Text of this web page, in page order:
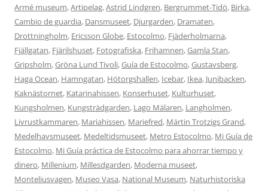
Armé museum,Artipelag,Astrid Lindgren, Bergrummet-Tidö, Birka,
Cambio de guardia, Dansmuseet, Djurgarden, Dramaten,
Drottningholm, Ericsson Globe, Estocolmo, Fjäderholmarna,
Fjällgatan, Fjärilshuset, Fotografiska, Frihamnen,Gamla Stan,
Gripsholm,Gröna Lund Tivoli,Guía de Estocolmo,Gustavsberg,
Haga Ocean, Hamngatan, Hötorgshallen, Icebar, Ikea, Junibacken,
Kaknästornet, Katarinahissen, Konserhuset, Kulturhuset,
Kungsholmen, Kungsträdgarden, Lago Mälaren, Langholmen,
Livrustkammaren, Mariahissen, Mariefred, Märtin Trotzigs Grand,
Medelhavsmuseet, Medeltidsmuseet, Metro Estocolmo, Mi Guía de
Estocolmo, Mi Guía práctica de Estocolmo para ahorrar tiempo y
dinero, Millenium, Millesdgarden, Moderna museet,
Monteliusvagen, Museo Vasa, National Museum, Naturhistoriska